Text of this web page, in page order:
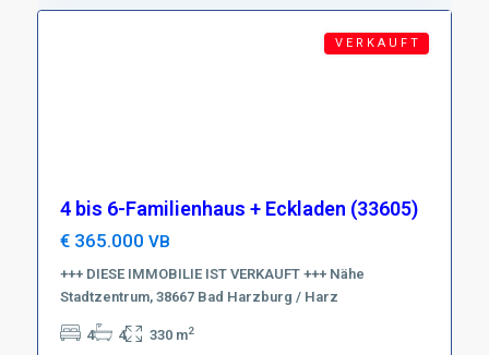
V E R K A U F T
4 bis 6-Familienhaus + Eckladen (33605)
€ 365.000 VB
+++ DIESE IMMOBILIE IST VERKAUFT +++ Nähe
Stadtzentrum, 38667 Bad Harzburg / Harz
4 4 330 m2
Region